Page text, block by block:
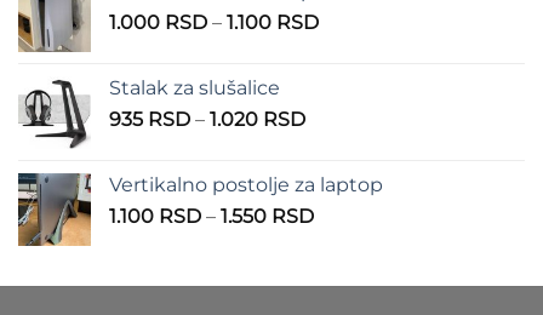
do
1.000 RSD – 1.100 RSDRaspon
Stalak za slušalice
935 RSD – 1.020 RSDRaspon
935 RSD
do
Vertikalno postolje za laptop
1.100 RSD – 1.550 RSDRaspon
1.100 RSD